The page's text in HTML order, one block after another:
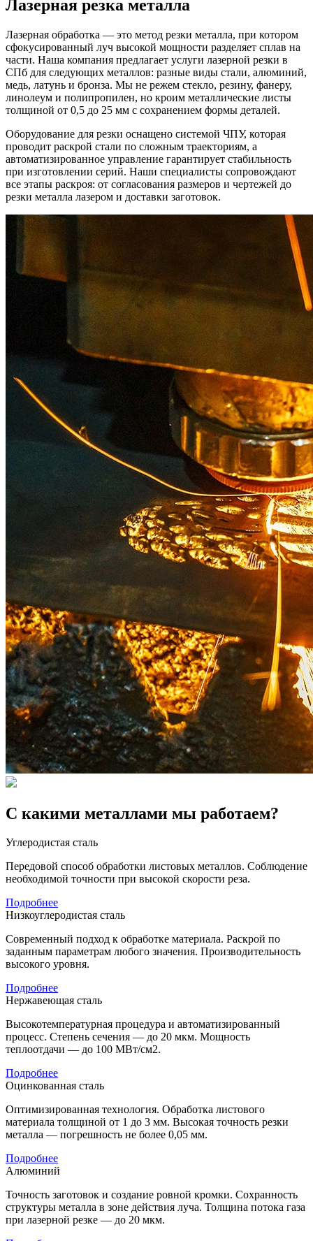
Лазерная резка металла
Лазерная обработка — это метод резки металла, при котором
сфокусированный луч высокой мощности разделяет сплав на
части. Наша компания предлагает услуги лазерной резки в
СПб для следующих металлов: разные виды стали, алюминий,
медь, латунь и бронза. Мы не режем стекло, резину, фанеру,
линолеум и полипропилен, но кроим металлические листы
толщиной от 0,5 до 25 мм с сохранением формы деталей.
Оборудование для резки оснащено системой ЧПУ, которая
проводит раскрой стали по сложным траекториям, а
автоматизированное управление гарантирует стабильность
при изготовлении серий. Наши специалисты сопровождают
все этапы раскроя: от согласования размеров и чертежей до
резки металла лазером и доставки заготовок.
С какими металлами мы работаем?
Углеродистая сталь
Передовой способ обработки листовых металлов. Соблюдение
необходимой точности при высокой скорости реза.
Подробнее
Низкоуглеродистая сталь
Современный подход к обработке материала. Раскрой по
заданным параметрам любого значения. Производительность
высокого уровня.
Подробнее
Нержавеющая сталь
Высокотемпературная процедура и автоматизированный
процесс. Степень сечения — до 20 мкм. Мощность
теплоотдачи — до 100 МВт/см2.
Подробнее
Оцинкованная сталь
Оптимизированная технология. Обработка листового
материала толщиной от 1 до 3 мм. Высокая точность резки
металла — погрешность не более 0,05 мм.
Подробнее
Алюминий
Точность заготовок и создание ровной кромки. Сохранность
структуры металла в зоне действия луча. Толщина потока газа
при лазерной резке — до 20 мкм.